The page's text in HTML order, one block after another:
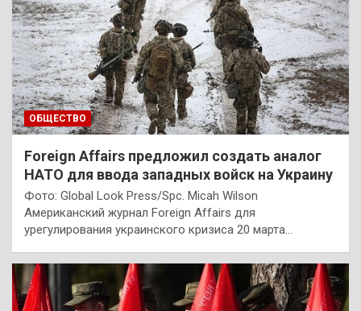
ОБЩЕСТВО
Foreign Affairs предложил создать аналог
НАТО для ввода западных войск на Украину
Фото: Global Look Press/Spc. Micah Wilson
Американский журнал Foreign Affairs для
урегулирования украинского кризиса 20 марта…